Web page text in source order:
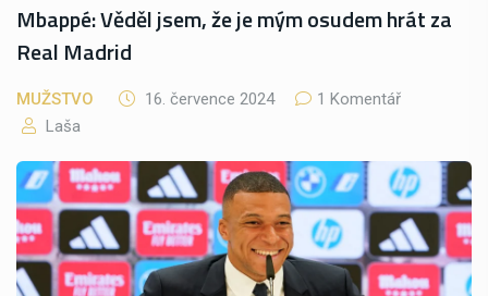
Mbappé: Věděl jsem, že je mým osudem hrát za
Real Madrid
MUŽSTVO 16. července 2024
1 Komentář
Laša